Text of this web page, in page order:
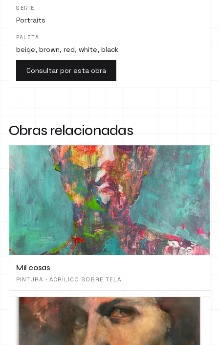
SERIE
Portraits
PALETA
beige, brown, red, white, black
Consultar por esta obra
Obras relacionadas
Mil cosas
PINTURA · ACRÍLICO SOBRE TELA